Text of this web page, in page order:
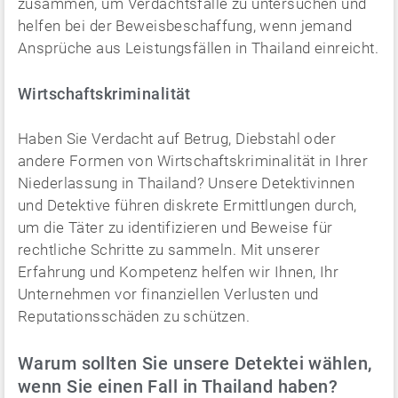
zusammen, um Verdachtsfälle zu untersuchen und
helfen bei der Beweisbeschaffung, wenn jemand
Ansprüche aus Leistungsfällen in Thailand einreicht.
Wirtschaftskriminalität
Haben Sie Verdacht auf Betrug, Diebstahl oder
andere Formen von Wirtschaftskriminalität in Ihrer
Niederlassung in Thailand? Unsere Detektivinnen
und Detektive führen diskrete Ermittlungen durch,
um die Täter zu identifizieren und Beweise für
rechtliche Schritte zu sammeln. Mit unserer
Erfahrung und Kompetenz helfen wir Ihnen, Ihr
Unternehmen vor finanziellen Verlusten und
Reputationsschäden zu schützen.
Warum sollten Sie unsere Detektei wählen,
wenn Sie einen Fall in Thailand haben?